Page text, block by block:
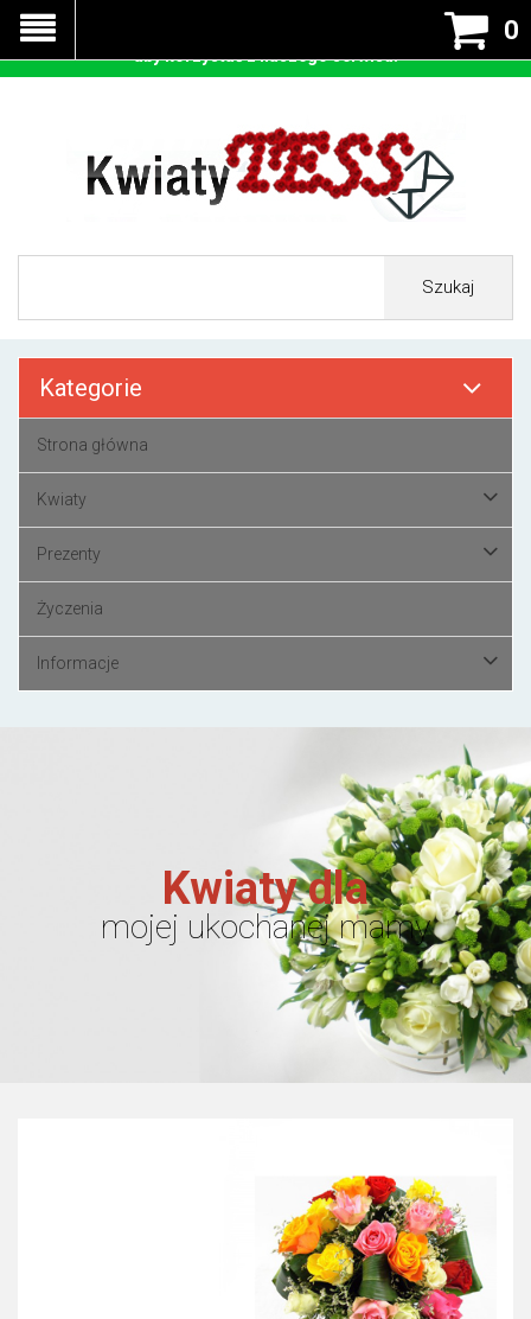
0
Szukaj
Kategorie
Strona główna
Kwiaty
Prezenty
Życzenia
Informacje
Kwiaty dla
mojej ukochanej mamy
Nasza strona korzysta z cookies - czyli tzw ciastek w celu
prawidłowego działania. Zaakceptuj przyjmowanie cookies
aby korzystać z naszego serwisu.